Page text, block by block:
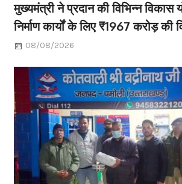
मुख्यमंत्री ने प्रदान की विभिन्न विकास
निर्माण कार्यों के लिए ₹1967 करोड़ की
08/08/2026